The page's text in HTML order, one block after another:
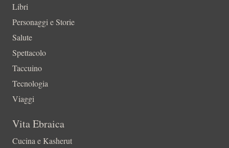
Libri
Personaggi e Storie
Salute
Spettacolo
Taccuino
Tecnologia
Viaggi
Vita Ebraica
Cucina e Kasherut